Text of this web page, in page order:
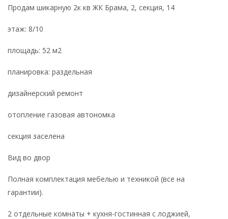
Продам шикарную 2к кв ЖК Брама, 2, секция, 14
этаж: 8/10
площадь: 52 м2
планировка: раздельная
дизайнерский ремонт
отопление газовая автономка
секция заселена
Вид во двор
Полная комплектация мебелью и техникой (все на
гарантии).
2 отдельные комнаты + кухня-гостинная с лоджией,